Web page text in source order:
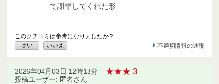
で謝罪してくれた形
このクチコミは参考になりましたか？
はい
いいえ 不適切情報の通報
2026年04月03日 12時13分 ★★★ 3
投稿ユーザー: 匿名さん